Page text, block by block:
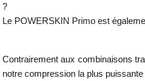
?
Le POWERSKIN Primo est
Contrairement aux combinaisons
notre compression la plus